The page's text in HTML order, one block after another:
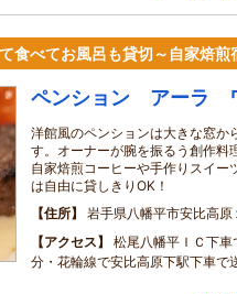
食べてお風呂も貸切～自家焙煎
ペンション アーラ
洋館風のペンションは大きな窓か
す。オーナーが腕を振るう創作料
自家焙煎コーヒーや手作りスイー
は自由に貸しきりOK！
住所
岩手県八幡平市安比高原
アクセス
松尾八幡平ＩＣ下
分・花輪線で安比高原下駅下車で